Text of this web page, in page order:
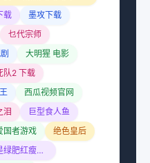
载
墨攻下载
乜代宗师
大明猩 电影
队2 下载
西瓜视频官网
泪
巨型食人鱼
国者游戏
绝色皇后
知否知否应是绿肥红瘦免费观看全集